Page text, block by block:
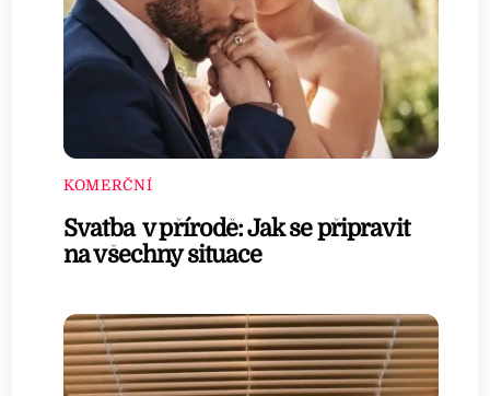
KOMERČNÍ
Svatba v přírodě: Jak se připravit
na všechny situace